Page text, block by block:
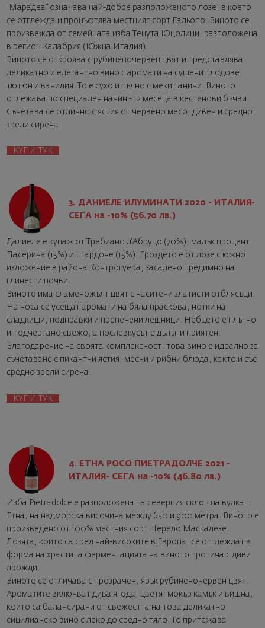
“Марадеа” означава най-добре разположеното лозе, в което
се отглежда и процъфтява местният сорт Гальопо. Виното се
произвежда от семейната изба Тенута Юцолини, разположена
в регион Калабрия (Южна Италия).
Виното се откроява с рубиненочервен цвят и представлява
деликатно и елегантно вино с аромати на сушени плодове,
тютюн и ванилия. То е сухо и пълно с меки танини. Виното
отлежава по специален начин - 12 месеца в кестенови бъчви.
Съчетава се отлично с ястия от червено месо, дивеч и средно
зрели сирена.
КУПИ ТУК
3. ДАНИЕЛЕ ИЛУМИНАТИ 2020 - ИТАЛИЯ -
СЕГА на -10% (56.70 лв.)
Далиеле е купаж от Требиано д‘Абруцо (70%), малък процент
Пасерина (15%) и Шардоне (15%). Гроздето е от лозе с южно
изложение в района Контрогуера, засадено предимно на
глинести почви.
Виното има сламеножълт цвят с наситени златисти отблясъци.
На носа се усещат аромати на бяла праскова, нотки на
сладкиши, подправки и препечени лешници. Небцето е плътно
и подчертано свежо, а послевкусът е дълъг и приятен.
Благодарение на своята комплексност, това вино е идеално за
съчетаване с пикантни ястия, месни и рибни блюда, както и със
средно зрели сирена.
КУПИ ТУК
4. ЕТНА РОСО ПИЕТРАДОЛЧЕ 2021 -
ИТАЛИЯ- СЕГА на -10% (46.80 лв.)
Изба Pietradolce е разположена на северния склон на вулкан
Етна, на надморска височина между 650 и 900 метра. Виното е
произведено от 100% местния сорт Нерело Маскалезе.
Лозята, които са сред най-високите в Европа, се отглеждат в
форма на храсти, а ферментацията на виното протича с диви
дрожди.
Виното се отличава с прозрачен, ярък рубиненочервен цвят.
Ароматите включват дива ягода, цветя, мокър камък и вишна,
които са балансирани от свежестта на това деликатно
сицилианско вино с леко до средно тяло. То притежава